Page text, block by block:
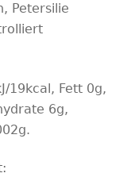
Petersilie
19kcal, Fett 0g,
6g,